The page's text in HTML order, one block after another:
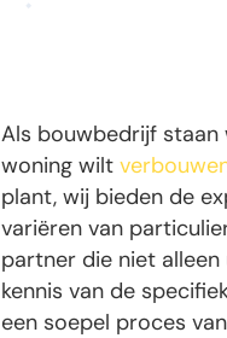
Als bouwbedrijf staan
woning wilt
plant, wij bieden de
variëren van
partner die niet
kennis van de
een soepel proces